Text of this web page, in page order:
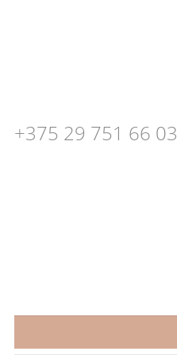
+375 29 751 66 03